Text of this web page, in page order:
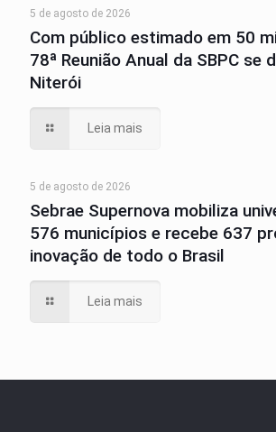
5 de agosto de 2026
Com público estimado em 50
78ª Reunião Anual da SBPC se
Niterói
Leia mais
5 de agosto de 2026
Sebrae Supernova mobiliza
576 municípios e recebe 637
inovação de todo o Brasil
Leia mais